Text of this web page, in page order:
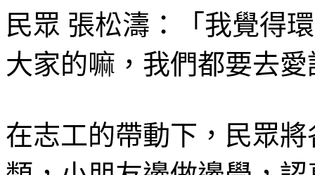
民眾 張松濤：「我覺得
大家的嘛，我們都要去
在志工的帶動下，民眾